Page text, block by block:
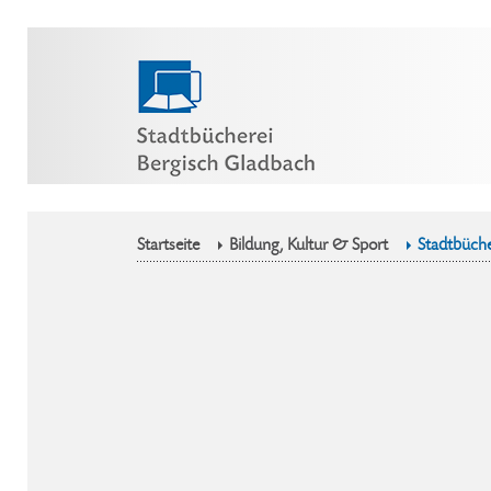
Startseite Bildung, Kultur & Sport